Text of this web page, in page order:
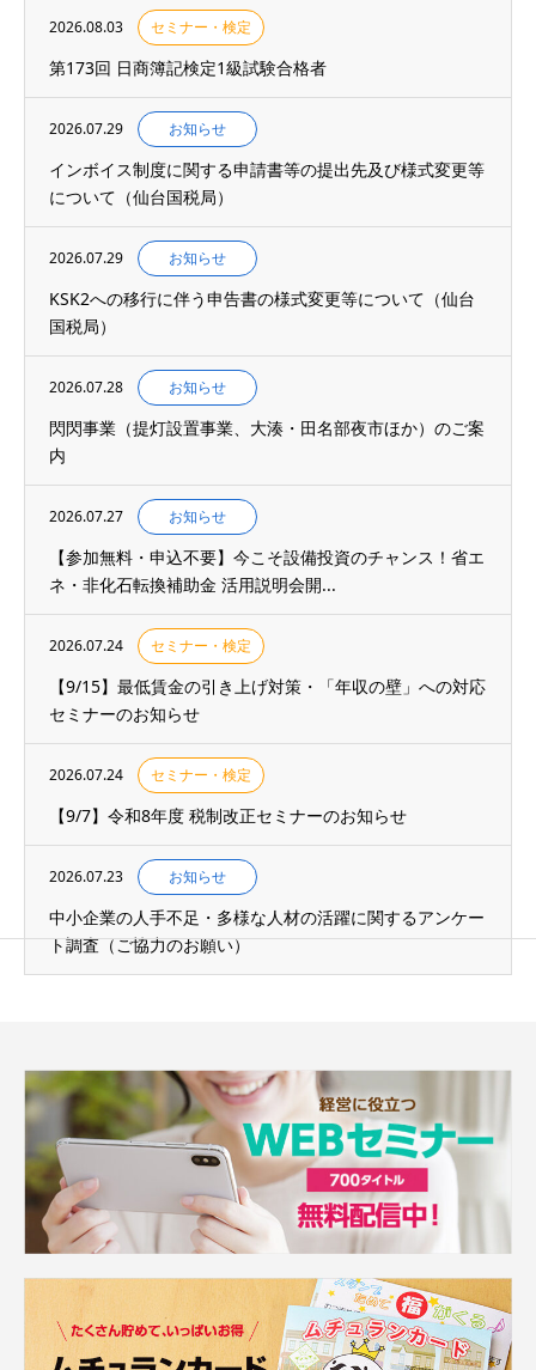
2026.08.03 セミナー・検定
第173回 日商簿記検定1級試験合格者
2026.07.29 お知らせ
インボイス制度に関する申請書等の提出先及び様式変更等
について（仙台国税局）
2026.07.29 お知らせ
KSK2への移行に伴う申告書の様式変更等について（仙台
国税局）
2026.07.28 お知らせ
閃閃事業（提灯設置事業、大湊・田名部夜市ほか）のご案
内
2026.07.27 お知らせ
【参加無料・申込不要】今こそ設備投資のチャンス！省エ
ネ・非化石転換補助金 活用説明会開...
2026.07.24 セミナー・検定
【9/15】最低賃金の引き上げ対策・「年収の壁」への対応
セミナーのお知らせ
2026.07.24 セミナー・検定
【9/7】令和8年度 税制改正セミナーのお知らせ
2026.07.23 お知らせ
中小企業の人手不足・多様な人材の活躍に関するアンケー
ト調査（ご協力のお願い）